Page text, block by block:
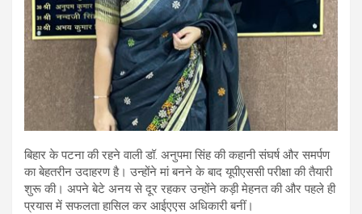
बिहार के पटना की रहने वाली डॉ. अनुपमा सिंह की कहानी संघर्ष और समर्पण
का बेहतरीन उदाहरण है। उन्होंने मां बनने के बाद यूपीएससी परीक्षा की तैयारी
शुरू की। अपने बेटे अनय से दूर रहकर उन्होंने कड़ी मेहनत की और पहले ही
प्रयास में सफलता हासिल कर आईएएस अधिकारी बनीं।